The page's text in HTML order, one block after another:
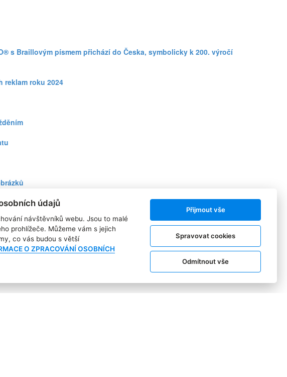
s Braillovým písmem přichází do Česka, symbolicky k 200. výročí
reklam roku 2024
také vizuální identitu
navrženým písmem Zalando, které bylo vytvořeno pro lepší čitelnost
údajů
návštěvníků webu. Jsou to malé
prohlížeče. Můžeme vám s jejich
co vás budou s větší
O ZPRACOVÁNÍ OSOBNÍCH
Přijmout vše
Spravovat cookies
Odmítnout vše